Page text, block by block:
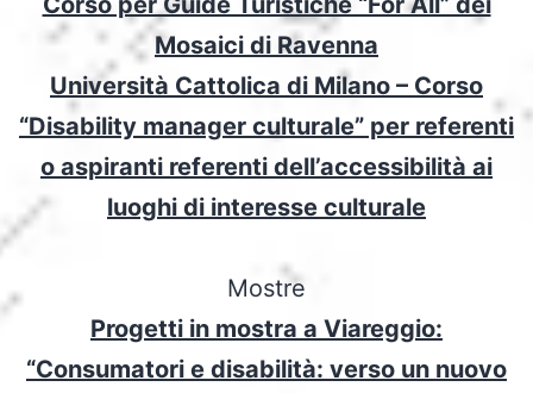
Mosaici di Ravenna
Università Cattolica di Milano – Corso
“Disability manager culturale” per referenti
o aspiranti referenti dell’accessibilità ai
luoghi di interesse culturale
Mostre
Progetti in mostra a Viareggio:
“Consumatori e disabilità: verso un nuovo